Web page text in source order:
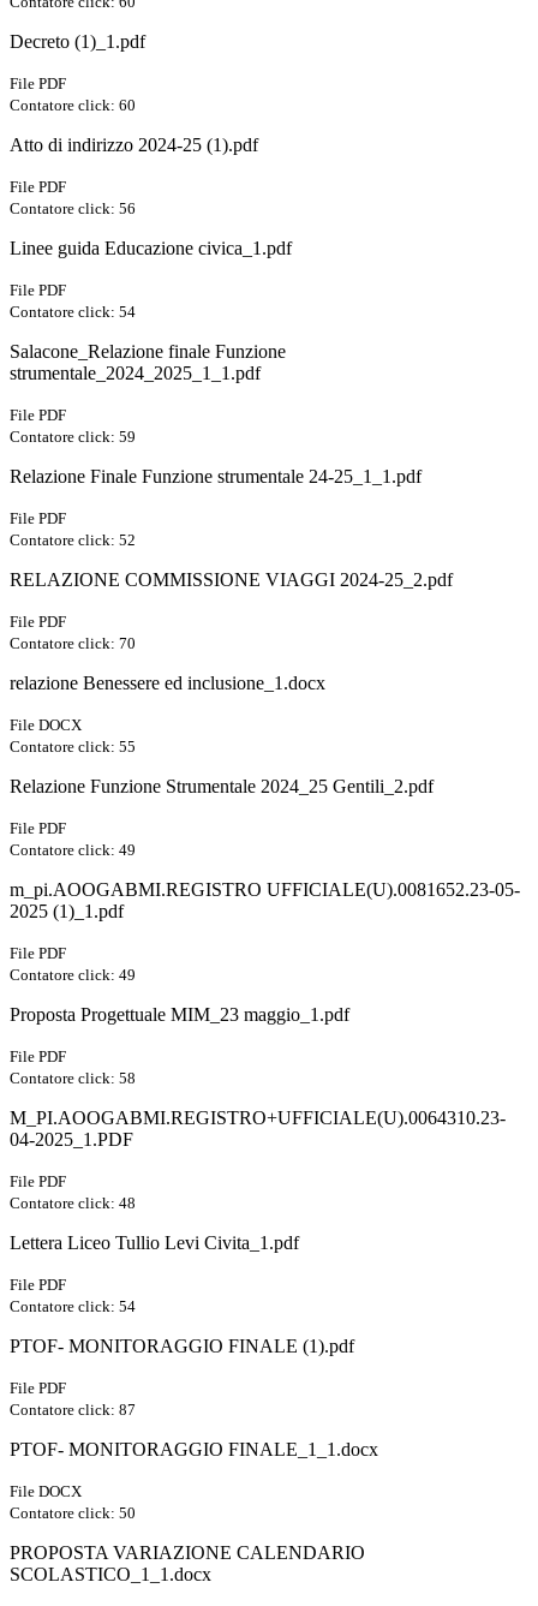
Decreto (1)_1.pdf
File PDF
Contatore click: 60
Atto di indirizzo 2024-25 (1).pdf
File PDF
Contatore click: 56
Linee guida Educazione civica_1.pdf
File PDF
Contatore click: 54
Salacone_Relazione finale Funzione
strumentale_2024_2025_1_1.pdf
File PDF
Contatore click: 59
Relazione Finale Funzione strumentale 24-25_1_1.pdf
File PDF
Contatore click: 52
RELAZIONE COMMISSIONE VIAGGI 2024-25_2.pdf
File PDF
Contatore click: 70
relazione Benessere ed inclusione_1.docx
File DOCX
Contatore click: 55
Relazione Funzione Strumentale 2024_25 Gentili_2.pdf
File PDF
Contatore click: 49
m_pi.AOOGABMI.REGISTRO UFFICIALE(U).0081652.23-05-
2025 (1)_1.pdf
File PDF
Contatore click: 49
Proposta Progettuale MIM_23 maggio_1.pdf
File PDF
Contatore click: 58
M_PI.AOOGABMI.REGISTRO+UFFICIALE(U).0064310.23-
04-2025_1.PDF
File PDF
Contatore click: 48
Lettera Liceo Tullio Levi Civita_1.pdf
File PDF
Contatore click: 54
PTOF- MONITORAGGIO FINALE (1).pdf
File PDF
Contatore click: 87
PTOF- MONITORAGGIO FINALE_1_1.docx
File DOCX
Contatore click: 50
PROPOSTA VARIAZIONE CALENDARIO
SCOLASTICO_1_1.docx